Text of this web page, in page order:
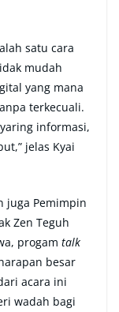
satu cara
mudah
yang mana
terkecuali.
informasi,
jelas Kyai
juga Pemimpin
Zen Teguh
progam talk
besar
acara ini
wadah bagi